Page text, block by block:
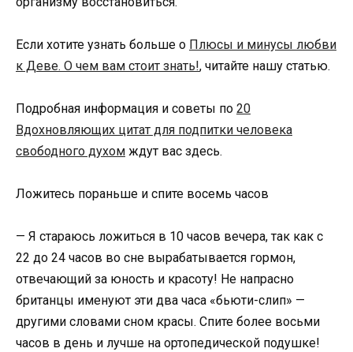
Если хотите узнать больше о Плюсы и минусы любви
к Деве. О чем вам стоит знать!, читайте нашу статью.
Подробная информация и советы по 20
Вдохновляющих цитат для подпитки человека
свободного духом ждут вас здесь.
Ложитесь пораньше и спите восемь часов
— Я стараюсь ложиться в 10 часов вечера, так как с
22 до 24 часов во сне вырабатывается гормон,
отвечающий за юность и красоту! Не напрасно
британцы именуют эти два часа «бьюти-слип» —
другими словами сном красы. Спите более восьми
часов в день и лучше на ортопедической подушке!